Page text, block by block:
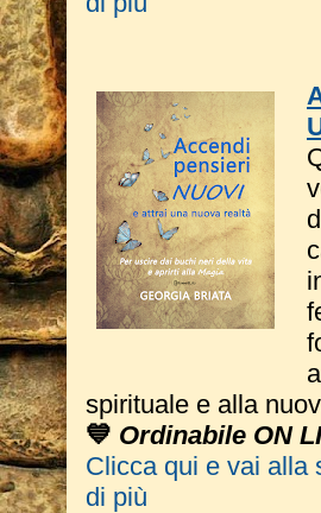
spirituale e alla
💙 Ordinabile ON
Clicca qui e vai alla
di più